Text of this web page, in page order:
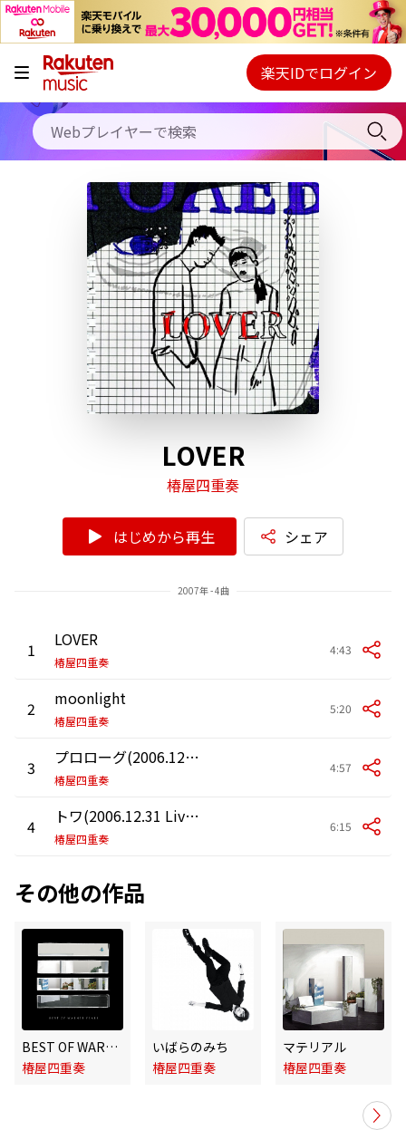
キャンペーン
料金プラン
使い方
初回30日間無料お試し
Webプレイヤー
ご契約内容の確認・変更
楽天IDでログイン
LOVER
椿屋四重奏
はじめから再生 シェア
2007年 - 4曲
1 LOVER
椿屋四重奏
4:43
2 moonlight
椿屋四重奏
5:20
3 プロローグ(2006.12.31 Live at Nakano Sunplaza Hall)
椿屋四重奏
4:57
4 トワ(2006.12.31 Live at Nakano Sunplaza Hall)
椿屋四重奏
6:15
その他の作品
BEST OF WARNER YEARS
椿屋四重奏
いばらのみち
椿屋四重奏
マテリアル
椿屋四重奏